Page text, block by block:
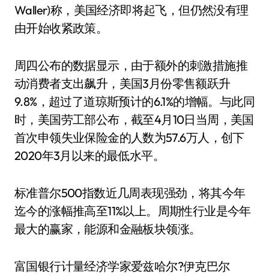
Waller)称，美国经济即将起飞，但仍然没有理
由开始收紧政策。
周四公布的数据显示，由于额外的刺激措施推
动消费者支出飙升，美国3月份零售额跃升
9.8%，超过了道琼斯预计的6.1%的增幅。与此同
时，美国劳工部公布，截至4月10日当周，美国
首次申领失业保险金的人数为57.6万人，创下
2020年3月以来的最低水平。
标准普尔500指数近几周表现强劲，将其今年
迄今的涨幅推高至11%以上。周期性行业是今年
最大的赢家，能源和金融板块领涨。
富国银行计量经济学家爱兹哈尔?伊克巴尔